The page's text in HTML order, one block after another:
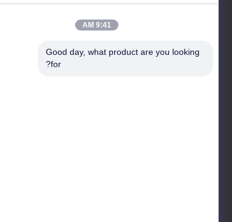
9:41 AM
Good day, what product are you looking
for?